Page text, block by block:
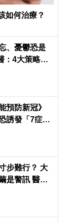
如何治療？
、憂鬱恐是
：4大策略降
預防新冠》
誘發「7症
步難行？ 大
訊 醫：